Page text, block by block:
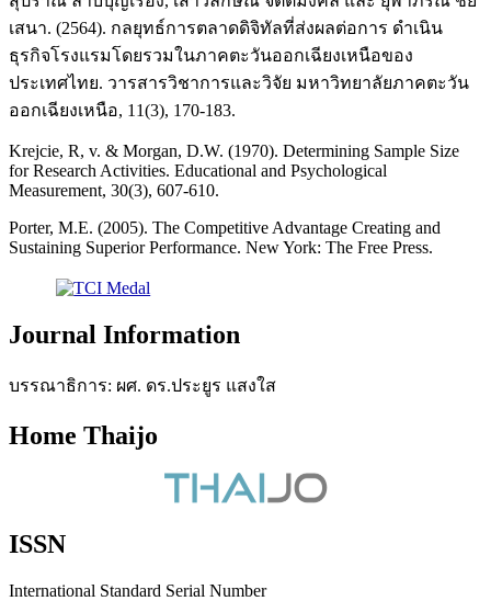
เสนา. (2564). กลยุทธ์การตลาดดิจิทัลที่ส่งผลต่อการ ดำเนิน
ธุรกิจโรงแรมโดยรวมในภาคตะวันออกเฉียงเหนือของ
ประเทศไทย. วารสารวิชาการและวิจัย มหาวิทยาลัยภาคตะวัน
ออกเฉียงเหนือ, 11(3), 170-183.
Krejcie, R, v. & Morgan, D.W. (1970). Determining Sample Size
for Research Activities. Educational and Psychological
Measurement, 30(3), 607-610.
Porter, M.E. (2005). The Competitive Advantage Creating and
Sustaining Superior Performance. New York: The Free Press.
Journal Information
บรรณาธิการ: ผศ. ดร.ประยูร แสงใส
Home Thaijo
ISSN
International Standard Serial Number